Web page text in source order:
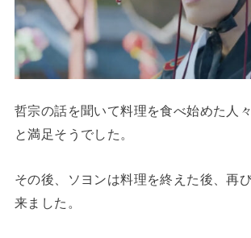
哲宗の話を聞いて料理を食べ始めた人
と満足そうでした。
その後、ソヨンは料理を終えた後、再
来ました。